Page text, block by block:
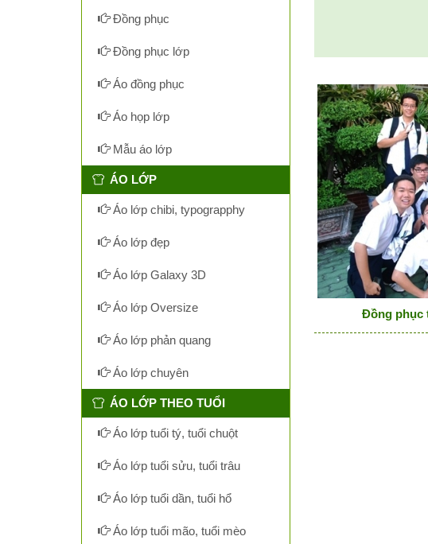
Đồng phục
Đồng phục
Đồng phục lớp
Áo đồng phục
Áo họp lớp
Mẫu áo lớp
ÁO LỚP
Áo lớp chibi, typograpphy
Áo lớp đẹp
Áo lớp Galaxy 3D
Áo lớp Oversize
Áo lớp phản quang
Áo lớp chuyên
ÁO LỚP THEO TUỔI
Áo lớp tuổi tý, tuổi chuột
Áo lớp tuổi sửu, tuổi trâu
Áo lớp tuổi dần, tuổi hổ
Áo lớp tuổi mão, tuổi mèo